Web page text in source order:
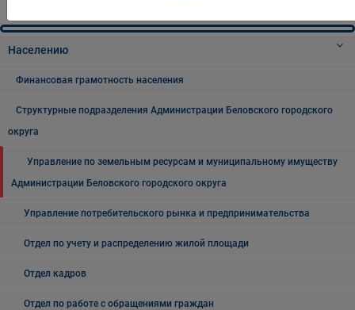
Населению
Финансовая грамотность населения
Структурные подразделения Администрации Беловского городского
округа
Управление по земельным ресурсам и муниципальному имуществу
Администрации Беловского городского округа
Управление потребительского рынка и предпринимательства
Отдел по учету и распределению жилой площади
Отдел кадров
Отдел по работе с обращениями граждан